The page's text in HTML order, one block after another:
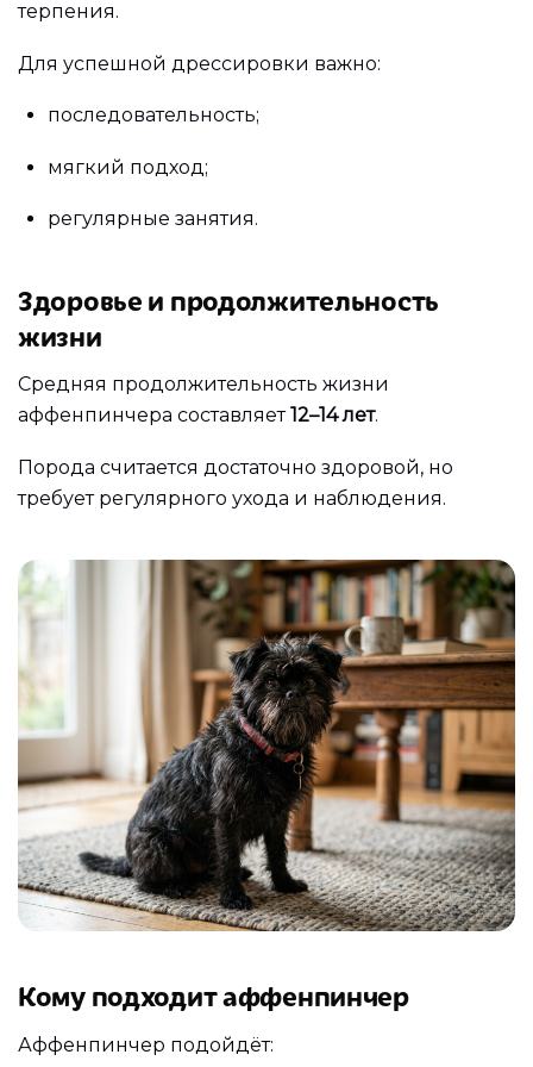
терпения.
Для успешной дрессировки важно:
последовательность;
мягкий подход;
регулярные занятия.
Здоровье и продолжительность
жизни
Средняя продолжительность жизни
аффенпинчера составляет12–14 лет.
Порода считается достаточно здоровой, но
требует регулярного ухода и наблюдения.
Кому подходит аффенпинчер
Аффенпинчер подойдёт: